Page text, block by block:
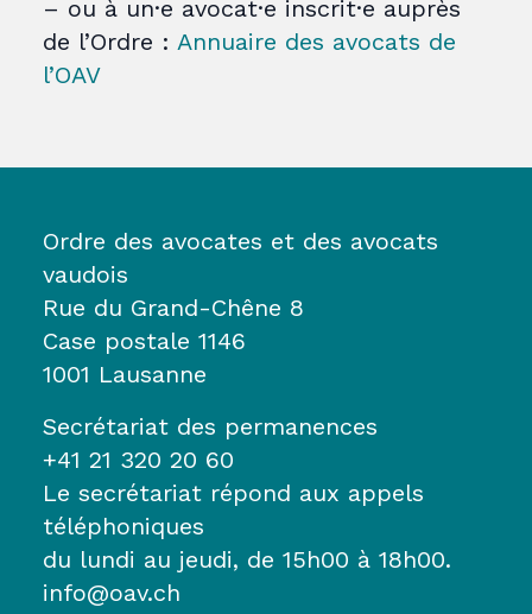
– ou à un·e avocat·e inscrit·e auprès
de l’Ordre : Annuaire des avocats de
l’OAV
Ordre des avocates et des avocats
vaudois
Rue du Grand-Chêne 8
Case postale 1146
1001 Lausanne
Secrétariat des permanences
+41 21 320 20 60
Le secrétariat répond aux appels
téléphoniques
du lundi au jeudi, de 15h00 à 18h00.
info@oav.ch